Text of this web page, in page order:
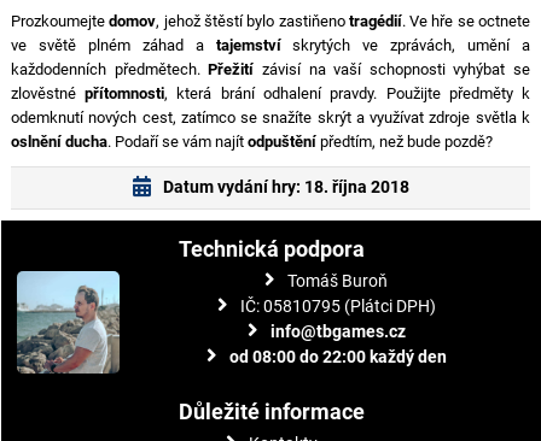
Prozkoumejtedomov, jehož štěstí bylo zastiňeno tragédií. Ve hře se octnete
ve světě plném záhad a tajemstvískrytých ve zprávách, umění a
každodenních předmětech.Přežití závisí na vaší schopnosti vyhýbat se
zlověstnépřítomnosti, která brání odhalení pravdy. Použijte předměty k
odemknutí nových cest, zatímco se snažíte skrýt a využívat zdroje světla k
oslnění ducha. Podaří se vám najít odpuštěnípředtím, než bude pozdě?
Datum vydání hry: 18. října 2018
Technická podpora
Tomáš Buroň
IČ: 05810795 (Plátci DPH)
info@tbgames.cz
od 08:00 do 22:00 každý den
Důležité informace